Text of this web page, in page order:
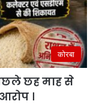
कोरबा
छह माह से
।